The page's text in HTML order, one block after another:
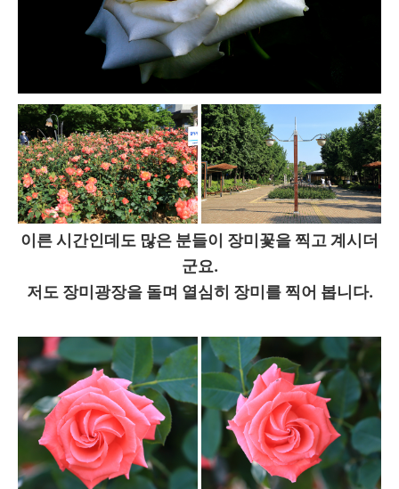
이른 시간인데도 많은 분들이 장미꽃을 찍고 계시더
군요.
저도 장미광장을 돌며 열심히 장미를 찍어 봅니다.